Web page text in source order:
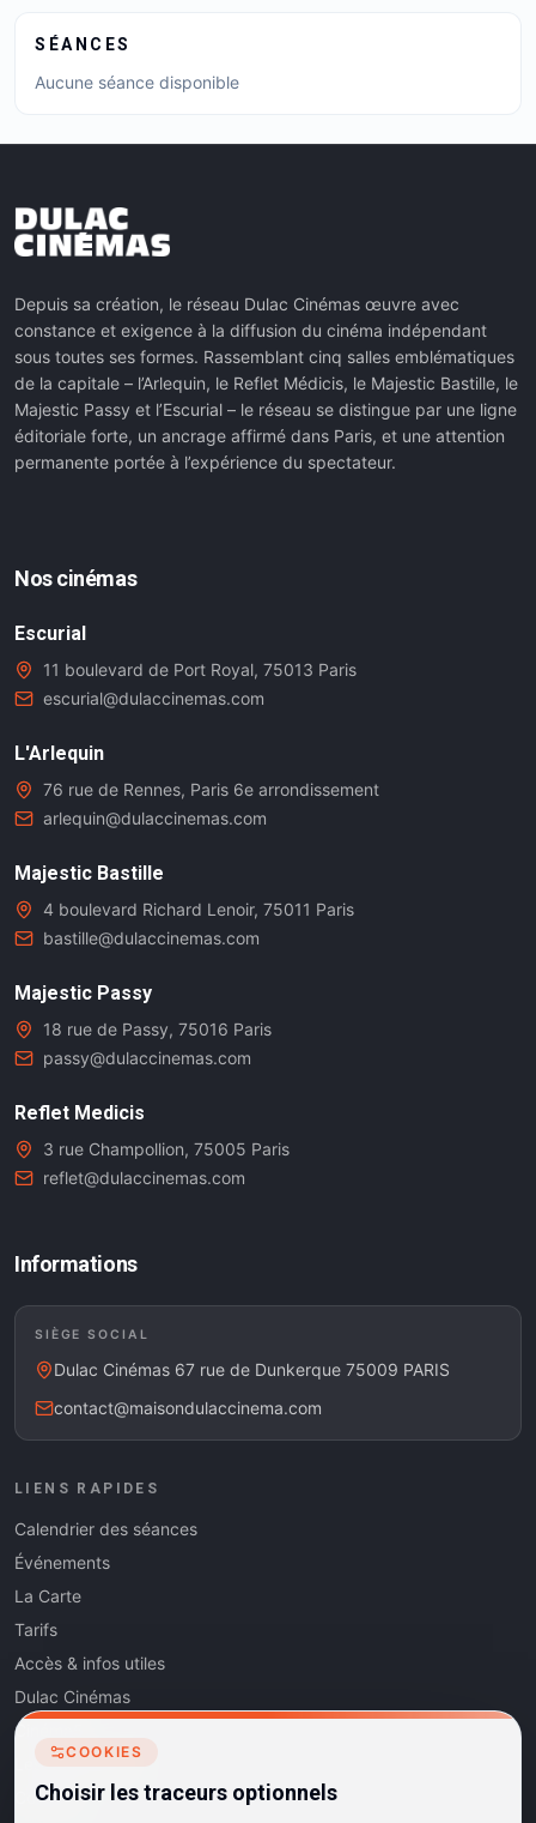
SÉANCES
Aucune séance disponible
Depuis sa création, le réseau Dulac Cinémas œuvre avec
constance et exigence à la diffusion du cinéma indépendant
sous toutes ses formes. Rassemblant cinq salles emblématiques
de la capitale – l’Arlequin, le Reflet Médicis, le Majestic Bastille, le
Majestic Passy et l’Escurial – le réseau se distingue par une ligne
éditoriale forte, un ancrage affirmé dans Paris, et une attention
permanente portée à l’expérience du spectateur.
Nos cinémas
Escurial
11 boulevard de Port Royal, 75013 Paris
escurial@dulaccinemas.com
L'Arlequin
76 rue de Rennes, Paris 6e arrondissement
arlequin@dulaccinemas.com
Majestic Bastille
4 boulevard Richard Lenoir, 75011 Paris
bastille@dulaccinemas.com
Majestic Passy
18 rue de Passy, 75016 Paris
passy@dulaccinemas.com
Reflet Medicis
3 rue Champollion, 75005 Paris
reflet@dulaccinemas.com
Informations
SIÈGE SOCIAL
Dulac Cinémas 67 rue de Dunkerque 75009 PARIS
contact@maisondulaccinema.com
LIENS RAPIDES
Calendrier des séances
Événements
La Carte
Tarifs
Accès & infos utiles
Dulac Cinémas
Cinéma5
Les Dits de l'Art
Contact
COOKIES
Choisir les traceurs optionnels